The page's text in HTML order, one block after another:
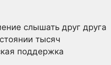
слышать друг друга
тысяч
поддержка